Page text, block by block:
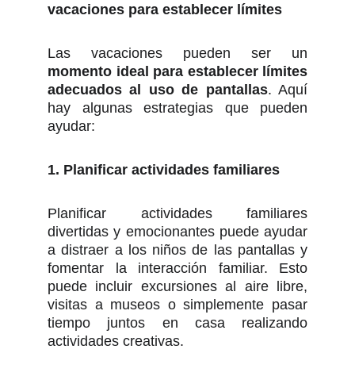
vacaciones para establecer límites
Las vacaciones pueden ser un
momento ideal para establecer límites
adecuados al uso de pantallas. Aquí
hay algunas estrategias que pueden
ayudar:
1. Planificar actividades familiares
Planificar actividades familiares
divertidas y emocionantes puede ayudar
a distraer a los niños de las pantallas y
fomentar la interacción familiar. Esto
puede incluir excursiones al aire libre,
visitas a museos o simplemente pasar
tiempo juntos en casa realizando
actividades creativas.